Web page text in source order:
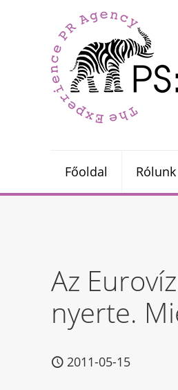
Főoldal Rólunk
Az
nyerte.
2011-05-15